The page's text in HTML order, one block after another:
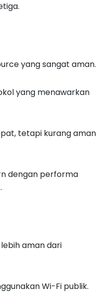
yang sangat aman.
yang menawarkan
tetapi kurang aman
dengan performa
aman dari
Wi-Fi publik.